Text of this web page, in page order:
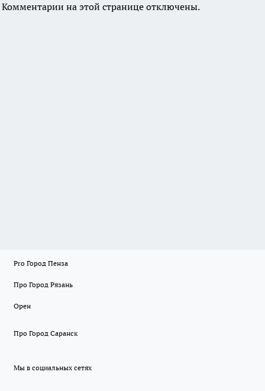
Комментарии на этой странице отключены.
Pro Город Пенза
Про Город Рязань
Орен
Про Город Саранск
Мы в социальных сетях